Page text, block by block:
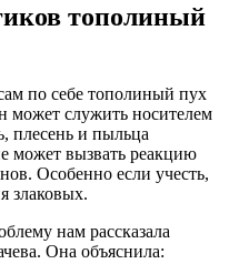
тополиный
по себе тополиный пух
может служить носителем
плесень и пыльца
может вызвать реакцию
Особенно если учесть,
злаковых.
нам рассказала
Она объяснила: